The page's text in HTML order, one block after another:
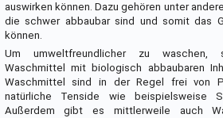
auswirken können. Dazu gehören unter
die schwer abbaubar sind und somit das
können.
Um umweltfreundlicher zu waschen,
Waschmittel mit biologisch abbaubaren
Waschmittel sind in der Regel frei von
natürliche Tenside wie beispielsweise
Außerdem gibt es mittlerweile auch